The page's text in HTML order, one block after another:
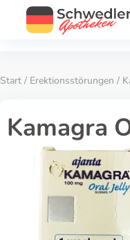
Start / Erektionsstörungen /
Kamagra